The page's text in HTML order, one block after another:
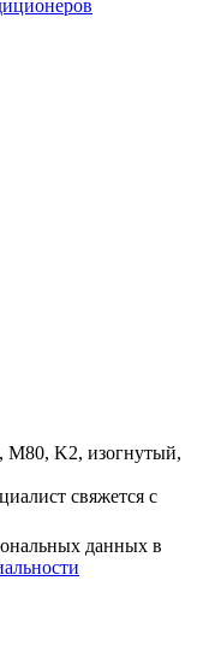
K2, изогнутый,
свяжется с
данных в